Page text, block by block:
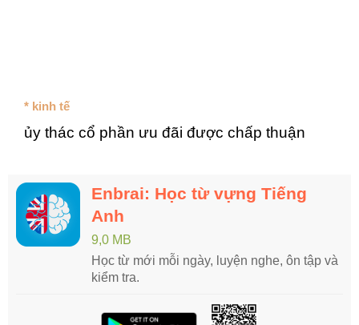
* kinh tế
ủy thác cổ phần ưu đãi được chấp thuận
Enbrai: Học từ vựng Tiếng
Anh
9,0 MB
Học từ mới mỗi ngày, luyện nghe, ôn tập và
kiểm tra.